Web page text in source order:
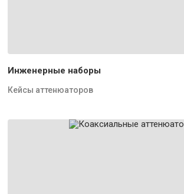
Инженерные наборы
Кейсы аттенюаторов